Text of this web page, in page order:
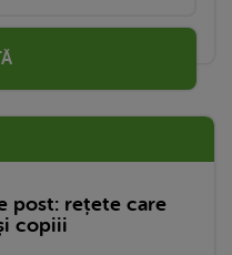
post: rețete care
copiii